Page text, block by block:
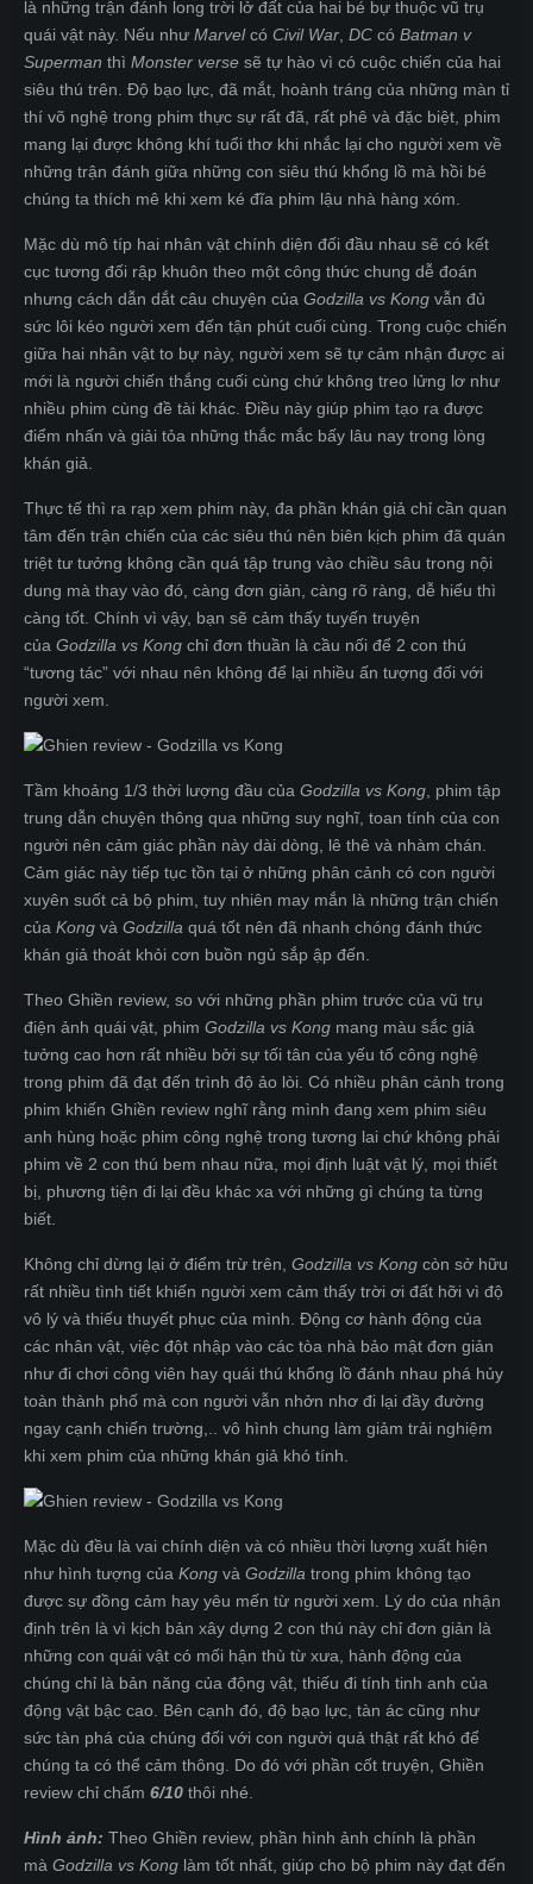
là những trận đánh long trời lở đất của hai bé bự thuộc vũ trụ
quái vật này. Nếu như Marvelcó Civil War DC có Batman v
Superman thì Monster verse sẽ tự hào vì có cuộc chiến của hai
siêu thú trên. Độ bạo lực, đã mắt, hoành tráng của những màn tỉ
thí võ nghệ trong phim thực sự rất đã, rất phê và đặc biệt, phim
mang lại được không khí tuổi thơ khi nhắc lại cho người xem về
những trận đánh giữa những con siêu thú khổng lồ mà hồi bé
chúng ta thích mê khi xem ké đĩa phim lậu nhà hàng xóm.
Mặc dù mô típ hai nhân vật chính diện đối đầu nhau sẽ có kết
cục tương đối rập khuôn theo một công thức chung dễ đoán
nhưng cách dẫn dắt câu chuyện của Godzilla vs Kong vẫn đủ
sức lôi kéo người xem đến tận phút cuối cùng. Trong cuộc chiến
giữa hai nhân vật to bự này, người xem sẽ tự cảm nhận được ai
mới là người chiến thắng cuối cùng chứ không treo lửng lơ như
nhiều phim cùng đề tài khác. Điều này giúp phim tạo ra được
điểm nhấn và giải tỏa những thắc mắc bấy lâu nay trong lòng
khán giả.
Thực tế thì ra rạp xem phim này, đa phần khán giả chỉ cần quan
tâm đến trận chiến của các siêu thú nên biên kịch phim đã quán
triệt tư tưởng không cần quá tập trung vào chiều sâu trong nội
dung mà thay vào đó, càng đơn giản, càng rõ ràng, dễ hiểu thì
càng tốt. Chính vì vậy, bạn sẽ cảm thấy tuyến truyện
của Godzilla vs Kong chỉ đơn thuần là cầu nối để 2 con thú
“tương tác” với nhau nên không để lại nhiều ấn tượng đối với
người xem.
Tầm khoảng 1/3 thời lượng đầu của Godzilla vs Kong , phim tập
trung dẫn chuyện thông qua những suy nghĩ, toan tính của con
người nên cảm giác phần này dài dòng, lê thê và nhàm chán.
Cảm giác này tiếp tục tồn tại ở những phân cảnh có con người
xuyên suốt cả bộ phim, tuy nhiên may mắn là những trận chiến
của Kong và Godzilla quá tốt nên đã nhanh chóng đánh thức
khán giả thoát khỏi cơn buồn ngủ sắp ập đến.
Theo Ghiền review, so với những phần phim trước của vũ trụ
điện ảnh quái vật, phim Godzilla vs Kong mang màu sắc giả
tưởng cao hơn rất nhiều bởi sự tối tân của yếu tố công nghệ
trong phim đã đạt đến trình độ ảo lòi. Có nhiều phân cảnh trong
phim khiến Ghiền review nghĩ rằng mình đang xem phim siêu
anh hùng hoặc phim công nghệ trong tương lai chứ không phải
phim về 2 con thú bem nhau nữa, mọi định luật vật lý, mọi thiết
bị, phương tiện đi lại đều khác xa với những gì chúng ta từng
biết.
Không chỉ dừng lại ở điểm trừ trên, Godzilla vs Kong còn sở hữu
rất nhiều tình tiết khiến người xem cảm thấy trời ơi đất hỡi vì độ
vô lý và thiếu thuyết phục của mình. Động cơ hành động của
các nhân vật, việc đột nhập vào các tòa nhà bảo mật đơn giản
như đi chơi công viên hay quái thú khổng lồ đánh nhau phá hủy
toàn thành phố mà con người vẫn nhởn nhơ đi lại đầy đường
ngay cạnh chiến trường,.. vô hình chung làm giảm trải nghiệm
khi xem phim của những khán giả khó tính.
Mặc dù đều là vai chính diện và có nhiều thời lượng xuất hiện
như hình tượng của Kong và Godzilla trong phim không tạo
được sự đồng cảm hay yêu mến từ người xem. Lý do của nhận
định trên là vì kịch bản xây dựng 2 con thú này chỉ đơn giản là
những con quái vật có mối hận thù từ xưa, hành động của
chúng chỉ là bản năng của động vật, thiếu đi tính tinh anh của
động vật bậc cao. Bên cạnh đó, độ bạo lực, tàn ác cũng như
sức tàn phá của chúng đối với con người quả thật rất khó để
chúng ta có thể cảm thông. Do đó với phần cốt truyện, Ghiền
review chỉ chấm 6/10 thôi nhé.
Hình ảnh: Theo Ghiền review, phần hình ảnh chính là phần
mà Godzilla vs Kong làm tốt nhất, giúp cho bộ phim này đạt đến